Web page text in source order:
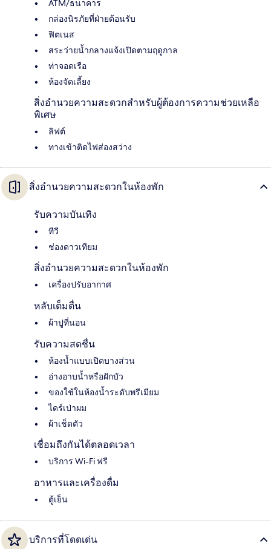
ATM/ธนาคาร
กล่องนิรภัยที่ฝ่ายต้อนรับ
ฟิตเนส
สระว่ายน้ำกลางแจ้งเปิดตามฤดูกาล
ท่าจอดเรือ
ห้องจัดเลี้ยง
สิ่งอำนวยความสะดวกสำหรับผู้ต้องการความช่วยเหลือ
พิเศษ
ลิฟต์
ทางเข้าติดไฟส่องสว่าง
สิ่งอำนวยความสะดวกในห้องพัก
รับความบันเทิง
ทีวี
ช่องดาวเทียม
สิ่งอำนวยความสะดวกในห้องพัก
เครื่องปรับอากาศ
หลับเต็มตื่น
ผ้าปูที่นอน
รับความสดชื่น
ห้องน้ำแบบเปิดบางส่วน
อ่างอาบน้ำหรือฝักบัว
ของใช้ในห้องน้ำระดับพรีเมียม
ไดร์เป่าผม
ผ้าเช็ดตัว
เชื่อมถึงกันได้ตลอดเวลา
บริการ Wi-Fi ฟรี
อาหารและเครื่องดื่ม
ตู้เย็น
บริการที่โดดเด่น